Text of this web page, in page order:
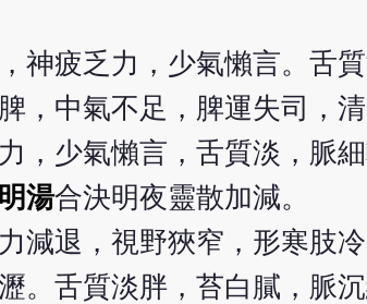
神疲乏力，少氣懶言。舌質
，中氣不足，脾運失司，
，少氣懶言，舌質淡，脈
湯合決明夜靈散加減。
減退，視野狹窄，形寒肢
。舌質淡胖，苔白膩，脈